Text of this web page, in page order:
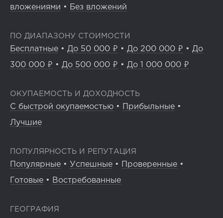
вложениями • Без вложений
ПО ДИАПАЗОНУ СТОИМОСТИ
Бесплатные • До 50 000 ₽ • До 200 000 ₽ • До
300 000 ₽ • До 500 000 ₽ • До 1 000 000 ₽
ОКУПАЕМОСТЬ И ДОХОДНОСТЬ
С быстрой окупаемостью • Прибыльные •
Лучшие
ПОПУЛЯРНОСТЬ И РЕПУТАЦИЯ
Популярные • Успешные • Проверенные •
Готовые • Востребованные
ГЕОГРАФИЯ